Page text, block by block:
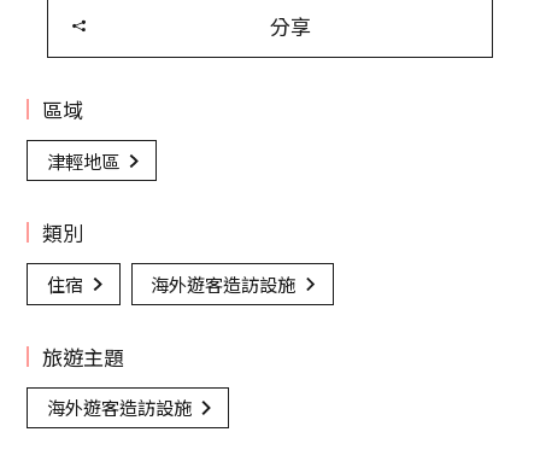
分享
區域
津輕地區
類別
住宿 海外遊客造訪設施
旅遊主題
海外遊客造訪設施